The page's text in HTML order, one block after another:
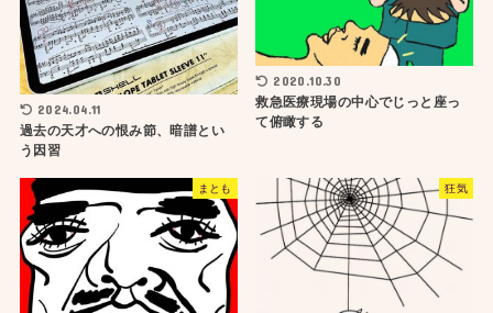
2024.04.11
過去の天才への恨み節、暗譜とい
う因習
2020.10.30
救急医療現場の中心でじっと座っ
て俯瞰する
まとも 狂気